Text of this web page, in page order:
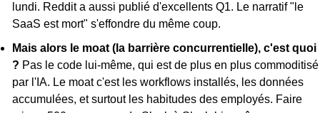
lundi. Reddit a aussi publié d'excellents Q1. Le narratif "le
SaaS est mort" s'effondre du même coup.
Mais alors le moat (la barrière concurrentielle), c'est quoi
? Pas le code lui-même, qui est de plus en plus commoditisé
par l'IA. Le moat c'est les workflows installés, les données
accumulées, et surtout les habitudes des employés. Faire